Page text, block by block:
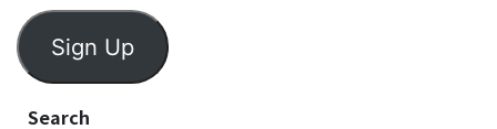
Sign Up
Search